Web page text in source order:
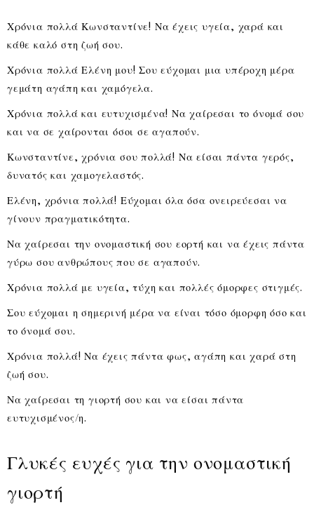
Χρόνια πολλά Κωνσταντίνε! Να έχεις υγεία, χαρά και
κάθε καλό στη ζωή σου.
Χρόνια πολλά Ελένη μου! Σου εύχομαι μια υπέροχη μέρα
γεμάτη αγάπη και χαμόγελα.
Χρόνια πολλά και ευτυχισμένα! Να χαίρεσαι το όνομά σου
και να σε χαίρονται όσοι σε αγαπούν.
Κωνσταντίνε, χρόνια σου πολλά! Να είσαι πάντα γερός,
δυνατός και χαμογελαστός.
Ελένη, χρόνια πολλά! Εύχομαι όλα όσα ονειρεύεσαι να
γίνουν πραγματικότητα.
Να χαίρεσαι την ονομαστική σου εορτή και να έχεις πάντα
γύρω σου ανθρώπους που σε αγαπούν.
Χρόνια πολλά με υγεία, τύχη και πολλές όμορφες στιγμές.
Σου εύχομαι η σημερινή μέρα να είναι τόσο όμορφη όσο και
το όνομά σου.
Χρόνια πολλά! Να έχεις πάντα φως, αγάπη και χαρά στη
ζωή σου.
Να χαίρεσαι τη γιορτή σου και να είσαι πάντα
ευτυχισμένος/η.
Γλυκές ευχές για την ονομαστική
γιορτή